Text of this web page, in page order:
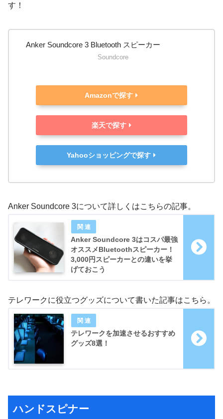
す！
Anker Soundcore 3 Bluetooth スピーカー
Soundcore
Amazonで探す
楽天で探す
Yahooショッピングで探す
Anker Soundcore 3について詳しくはこちらの記事。
Anker Soundcore 3はコスパ最強
オススメBluetoothスピーカー！
3,000円スピーカーとの違いを挙
げておこう
テレワークに役立つグッズについて書いた記事はこちら。
テレワークを加速させるおすすめ
グッズ8選！
ハンドスピナー